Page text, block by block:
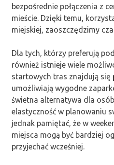
bezpośrednie połączenia z
mieście. Dzięki temu,
miejskiej, zaoszczędzimy
Dla tych, którzy preferują
również istnieje wiele
startowych tras znajdują się
umożliwiają wygodne
świetna alternatywa dla
elastyczność w planowaniu
jednak pamiętać, że w
miejsca mogą być bardziej
przyjechać wcześniej.